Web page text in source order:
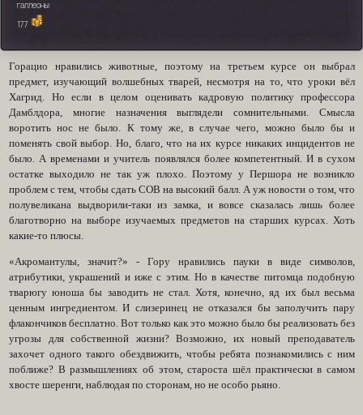
галлеоны:
177
Горацио нравились животные, поэтому на третьем курсе он выбрал
предмет, изучающий волшебных тварей, несмотря на то, что уроки вёл
Хагрид. Но если в целом оценивать кадровую политику профессора
Дамблдора, многие назначения выглядели сомнительными. Смысла
воротить нос не было. К тому же, в случае чего, можно было бы и
поменять свой выбор. Но, благо, что на их курсе никаких инцидентов не
было. А временами и учитель появлялся более компетентный. И в сухом
остатке выходило не так уж плохо. Поэтому у Першора не возникло
проблем с тем, чтобы сдать СОВ на высокий балл. А уж новости о том, что
полувеликана выдворили-таки из замка, и вовсе сказалась лишь более
благотворно на выборе изучаемых предметов на старших курсах. Хоть
какие-то плюсы.
«Акромантулы, значит?» - Гору нравились пауки в виде символов,
атрибутики, украшений и иже с этим. Но в качестве питомца подобную
тварюгу юноша бы заводить не стал. Хотя, конечно, яд их был весьма
ценным ингредиентом. И слизеринец не отказался бы заполучить пару
флакончиков бесплатно. Вот только как это можно было бы реализовать без
угрозы для собственной жизни? Возможно, их новый преподаватель
захочет одного такого обездвижить, чтобы ребята познакомились с ним
поближе? В размышлениях об этом, староста шёл практически в самом
хвосте шеренги, наблюдая по сторонам, но не особо рьяно.